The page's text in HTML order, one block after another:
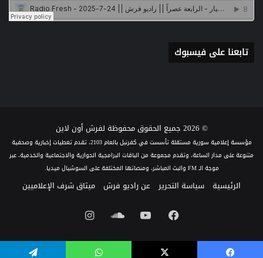
تابعنا على فيسبوك
© 2026 جميع الحقوق محفوظة لفرش أون لاين
مؤسسة إعلامية سورية مستقلة تأسست في كفرنبل بالعام 2103، تقدم تغطيات إخبارية وصحفية
متنوعة على مدار الساعة، وتقدم مجموعة من الباقات البرامجية الحوارية والاجتماعية والخدمية، عبر
موجة الـ FM والبث المباشر، ومنصاتها المختلفة على السوشيال ميديا.
الرئيسية سياسة التحرير عن راديو فرش ميثاق شرف الإعلاميين
فيسبوكيوتيوبساوند
كلاود
انستقرام